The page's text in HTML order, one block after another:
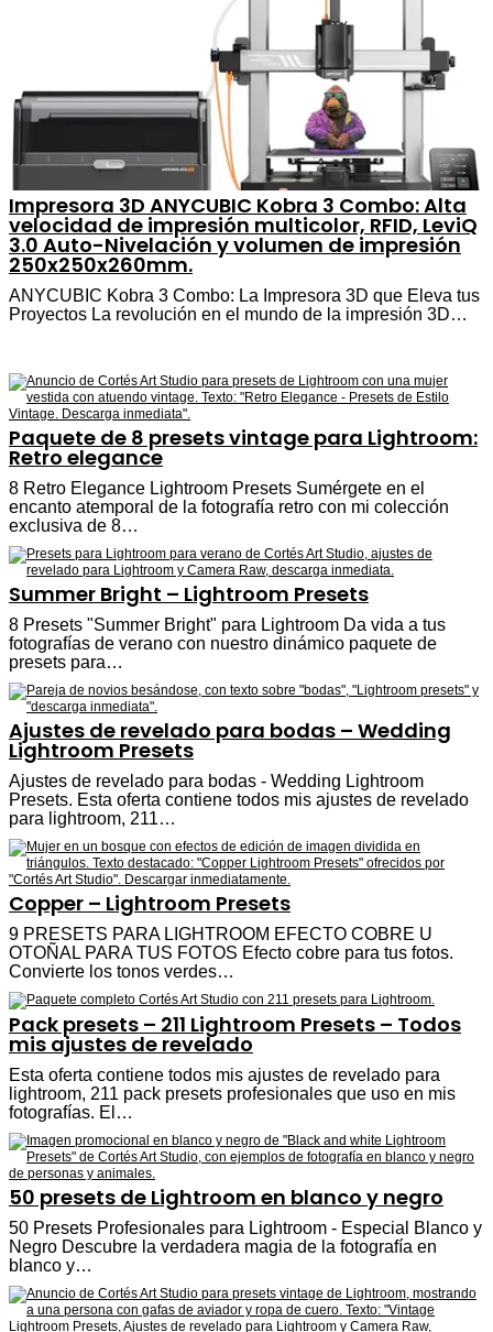
Impresora 3D ANYCUBIC Kobra 3 Combo: Alta
velocidad de impresión multicolor, RFID, LeviQ
3.0 Auto-Nivelación y volumen de impresión
250x250x260mm.
ANYCUBIC Kobra 3 Combo: La Impresora 3D que Eleva tus
Proyectos La revolución en el mundo de la impresión 3D…
Paquete de 8 presets vintage para Lightroom:
Retro elegance
8 Retro Elegance Lightroom Presets Sumérgete en el
encanto atemporal de la fotografía retro con mi colección
exclusiva de 8…
Summer Bright – Lightroom Presets
8 Presets "Summer Bright" para Lightroom Da vida a tus
fotografías de verano con nuestro dinámico paquete de
presets para…
Ajustes de revelado para bodas – Wedding
Lightroom Presets
Ajustes de revelado para bodas - Wedding Lightroom
Presets. Esta oferta contiene todos mis ajustes de revelado
para lightroom, 211…
Copper – Lightroom Presets
9 PRESETS PARA LIGHTROOM EFECTO COBRE U
OTOÑAL PARA TUS FOTOS Efecto cobre para tus fotos.
Convierte los tonos verdes…
Pack presets – 211 Lightroom Presets – Todos
mis ajustes de revelado
Esta oferta contiene todos mis ajustes de revelado para
lightroom, 211 pack presets profesionales que uso en mis
fotografías. El…
50 presets de Lightroom en blanco y negro
50 Presets Profesionales para Lightroom - Especial Blanco y
Negro Descubre la verdadera magia de la fotografía en
blanco y…